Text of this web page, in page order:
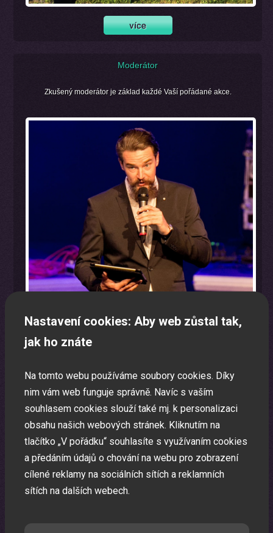
Moderátor
Zkušený moderátor je základ každé Vaší pořádané akce.
Zábavná akce na míru dle Vašeho přání.
Nastavení cookies: Aby web zůstal tak,
jak ho znáte
Na tomto webu používáme soubory cookies. Díky
nim vám web funguje správně. Navíc s vaším
souhlasem cookies slouží také mj. k personalizaci
obsahu našich webových stránek. Kliknutím na
tlačítko „V pořádku“ souhlasíte s využívaním cookies
a předáním údajů o chování na webu pro zobrazení
cílené reklamy na sociálních sítích a reklamních
sítích na dalších webech.